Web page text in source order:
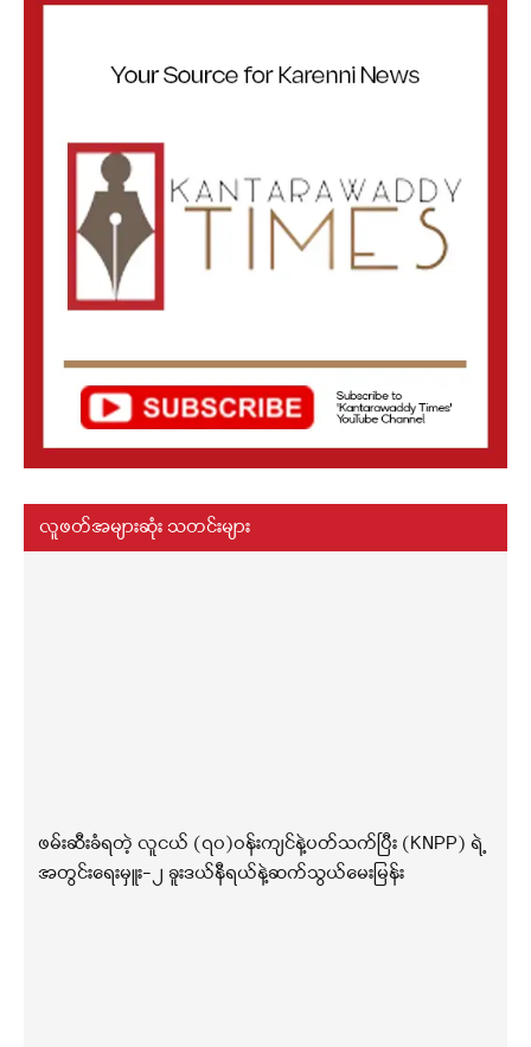
လူဖတ်အများဆုံး သတင်းများ
ဖမ်းဆီးခံရတဲ့ လူငယ် (၇၀)ဝန်းကျင်နဲ့ပတ်သက်ပြီး (KNPP) ရဲ့
အတွင်းရေးမှူး-၂ ခူးဒယ်နီရယ်နဲ့ဆက်သွယ်မေးမြန်း